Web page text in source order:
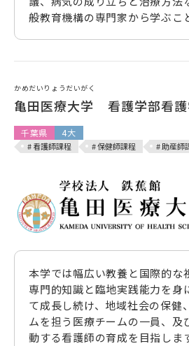
般教育機構の専門家から学ぶこ
かめだいりょうだいがく
亀田医療大学 看護学部看
千葉県 4大
# 看護師課程 # 保健師課程 # 助産師
本学では幅広い教養と国際的な
専門的知識と臨地実践能力を身
て成長し続け、地域社会の保健
ムを担う医療チームの一員、及
動する看護師の育成を目指しま